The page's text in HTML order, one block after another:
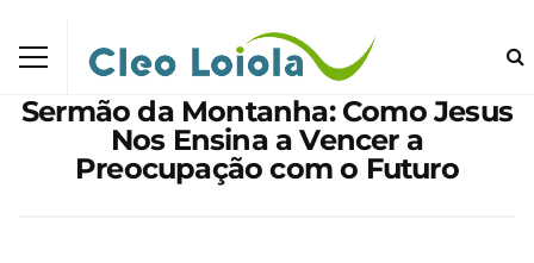
Sermão da Montanha: Como Jesus
Nos Ensina a Vencer a
Preocupação com o Futuro